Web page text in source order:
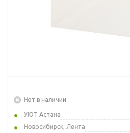
Нет в наличии
УЮТ Астана
Новосибирск, Лента